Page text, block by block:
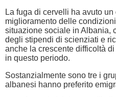
La fuga di cervelli ha avuto
miglioramento delle
situazione sociale in Albania,
degli stipendi di scienziati e
anche la crescente difficoltà
in questo periodo.
Sostanzialmente sono tre i
albanesi hanno preferito